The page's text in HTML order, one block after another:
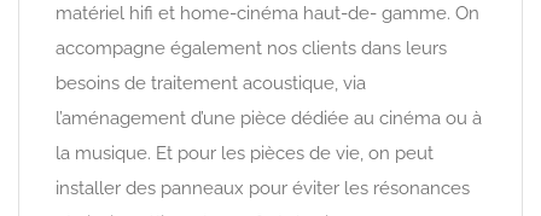
matériel hifi et home-cinéma haut-de- gamme. On
accompagne également nos clients dans leurs
besoins de traitement acoustique, via
l’aménagement d’une pièce dédiée au cinéma ou à
la musique. Et pour les pièces de vie, on peut
installer des panneaux pour éviter les résonances